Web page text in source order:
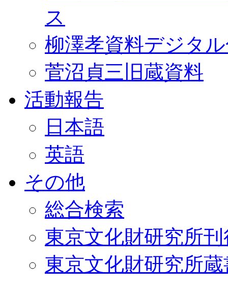
ス
柳澤孝資料デジタ
菅沼貞三旧蔵資料
活動報告
日本語
英語
その他
総合検索
東京文化財研究所
東京文化財研究所